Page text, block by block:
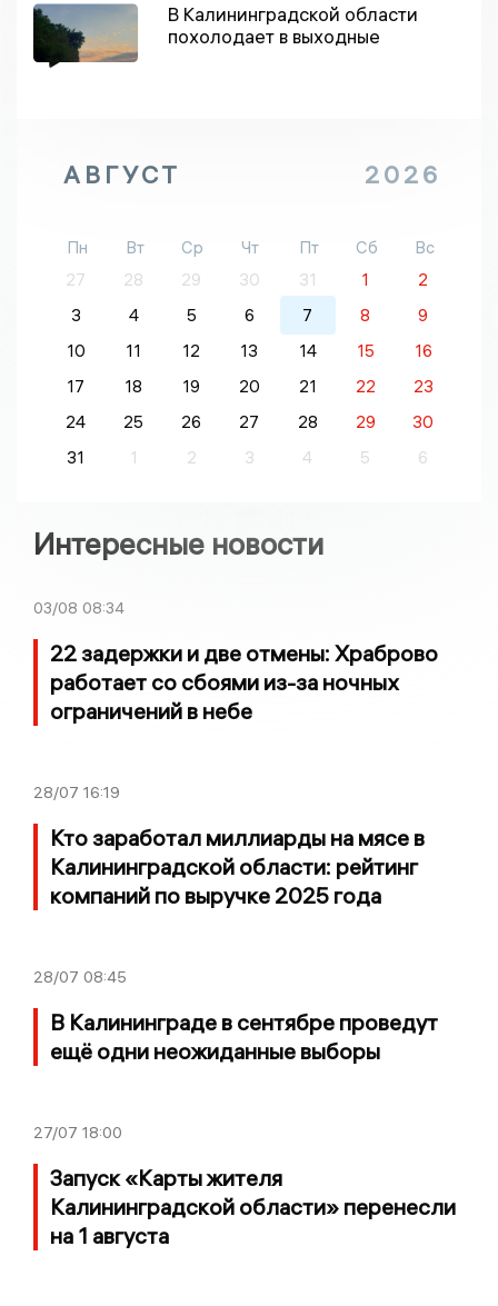
В Калининградской области
похолодает в выходные
АВГУСТ 2026
Пн Вт Ср Чт Пт Сб
Вс
27
28 29 30 31 1
2
3
4 5 6 7 8
9
10
11 12 13 14 15
16
17
18 19 20 21 22
23
24
25 26 27 28 29
30
31
1 2 3 4 5 6
Интересные новости
03/08 08:34
22 задержки и две отмены: Храброво
работает со сбоями из-за ночных
ограничений в небе
28/07 16:19
Кто заработал миллиарды на мясе в
Калининградской области: рейтинг
компаний по выручке 2025 года
28/07 08:45
В Калининграде в сентябре проведут
ещё одни неожиданные выборы
27/07 18:00
Запуск «Карты жителя
Калининградской области» перенесли
на 1 августа